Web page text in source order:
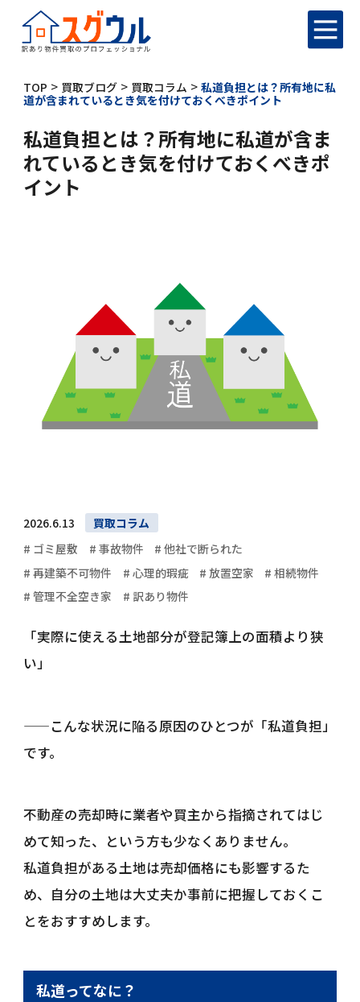
TOP > 買取ブログ > 買取コラム >私道負担とは？所有地に私
道が含まれているとき気を付けておくべきポイント
私道負担とは？所有地に私道が含ま
れているとき気を付けておくべきポ
イント
2026.6.13
買取コラム
# ゴミ屋敷
# 事故物件
# 他社で断られた
# 再建築不可物件
# 心理的瑕疵 # 放置空家
# 相続物件
# 管理不全空き家
# 訳あり物件
「実際に使える土地部分が登記簿上の面積より狭
い」
——こんな状況に陥る原因のひとつが「私道負担」
です。
不動産の売却時に業者や買主から指摘されてはじ
めて知った、という方も少なくありません。
私道負担がある土地は売却価格にも影響するた
め、自分の土地は大丈夫か事前に把握しておくこ
とをおすすめします。
私道ってなに？